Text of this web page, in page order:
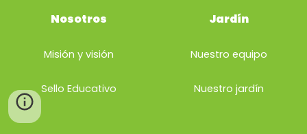
Nosotros
Misión y visión
Sello Educativo
Jardín
Nuestro equipo
Nuestro jardín